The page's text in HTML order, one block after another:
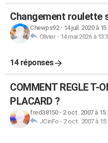
Changement roulette
Chewps92- 14 juil. 2020 à
Olivier- 14 mai 2026 à
14 réponses
COMMENT REGLE T-
PLACARD ?
fred38150- 2 oct. 2007 à
JCinFo- 2 oct. 2007 à